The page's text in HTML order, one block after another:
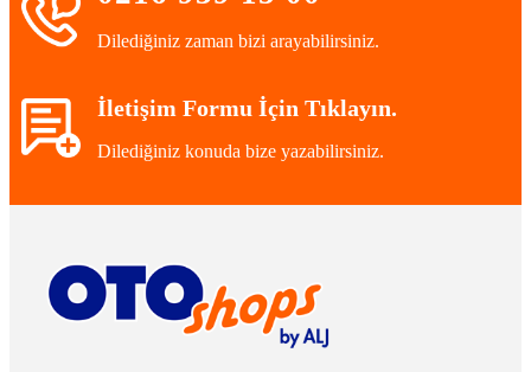
Dilediğiniz zaman bizi arayabilirsiniz.
İletişim Formu İçin Tıklayın.
Dilediğiniz konuda bize yazabilirsiniz.